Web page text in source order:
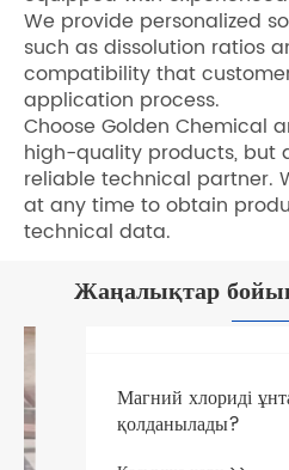
We provide personalized
such as dissolution ratios
compatibility that
application process.
Choose Golden Chemical
high-quality products, but
reliable technical partner.
at any time to obtain
technical data.
Жаңалықтар